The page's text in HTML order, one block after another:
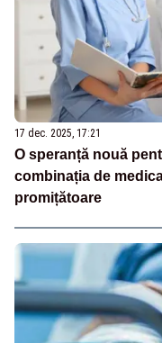
17 dec. 2025, 17:21
O speranță nouă
combinația de
promițătoare